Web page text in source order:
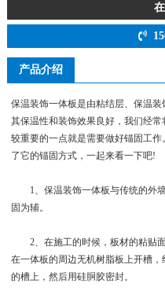
产品介绍
保温装饰一体板是由粘结层、保温
其保温性和装饰效果良好，我们经
较重要的一点就是需要做好锚固工
了它的锚固方式，一起来看一下吧!
1、保温装饰一体板与传统的外墙
固为辅。
2、在施工的时候，板材的粘贴面
在一体板的周边无机树脂板上开槽
的槽上，然后用硅胴胶密封。